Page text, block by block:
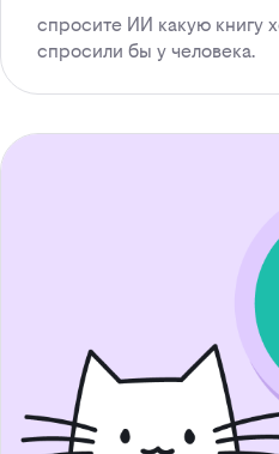
спросите ИИ какую книгу
спросили бы у человека.